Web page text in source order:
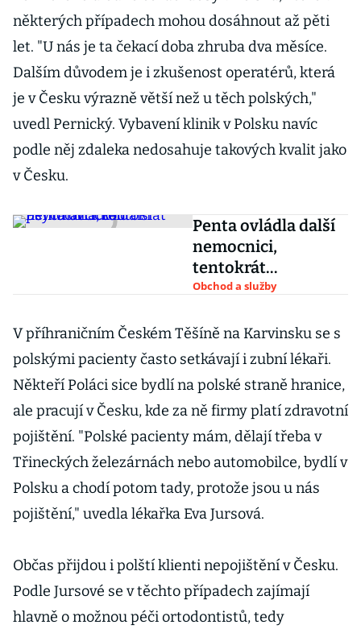
některých případech mohou dosáhnout až pěti
let. "U nás je ta čekací doba zhruba dva měsíce.
Dalším důvodem je i zkušenost operatérů, která
je v Česku výrazně větší než u těch polských,"
uvedl Pernický. Vybavení klinik v Polsku navíc
podle něj zdaleka nedosahuje takových kvalit jako
v Česku.
Penta ovládla další
nemocnici,
tentokrát
psychiatrickou
Obchod a služby
V příhraničním Českém Těšíně na Karvinsku se s
polskými pacienty často setkávají i zubní lékaři.
Někteří Poláci sice bydlí na polské straně hranice,
ale pracují v Česku, kde za ně firmy platí zdravotní
pojištění. "Polské pacienty mám, dělají třeba v
Třineckých železárnách nebo automobilce, bydlí v
Polsku a chodí potom tady, protože jsou u nás
pojištění," uvedla lékařka Eva Jursová.
Občas přijdou i polští klienti nepojištění v Česku.
Podle Jursové se v těchto případech zajímají
hlavně o možnou péči ortodontistů, tedy